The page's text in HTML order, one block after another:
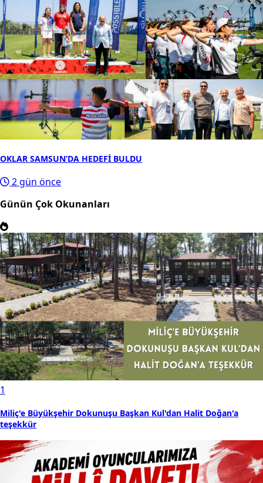
OKLAR SAMSUN’DA HEDEFİ BULDU
2 gün önce
Günün Çok Okunanları
1
Miliç'e Büyükşehir Dokunuşu Başkan Kul'dan Halit Doğan'a
teşekkür